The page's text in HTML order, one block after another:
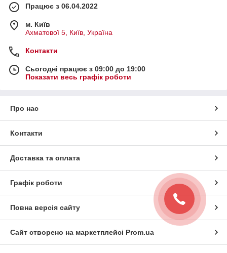
Працює з 06.04.2022
м. Київ
Ахматової 5, Київ, Україна
Контакти
Сьогодні працює з 09:00 до 19:00
Показати весь графік роботи
Про нас
Контакти
Доставка та оплата
Графік роботи
Повна версія сайту
Сайт створено на маркетплейсі Prom.ua